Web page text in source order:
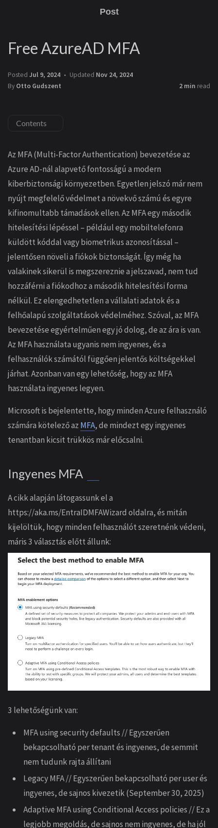
Post
Free AzureAD MFA
Posted Jul 9, 2024 Updated Nov 24, 2024
By Otto Gudszent 2 min read
Contents
Az MFA (Multi-Factor Authentication) bevezetése az
Azure AD-nál alapvető fontosságú a modern
kiberbiztonsági környezetben. Egyetlen jelszó már nem
nyújt megfelelő védelmet a növekvő számú és egyre
kifinomultabb támadások ellen. Az MFA egy második
hitelesítési lépéssel – például egy mobiltelefonra
küldött kóddal vagy biometrikus azonosítással –
jelentősen növeli a fiókok biztonságát. Így még ha
valakinek sikerül is megszereznie a jelszavad, nem tud
hozzáférni a fiókodhoz a második hitelesítési forma
nélkül. Ez elengedhetetlen a vállalati adatok és a
felhőalapú szolgáltatások védelméhez. Szóval, az MFA
bevezetése egyértelműen egy jó dolog, de az ára is van.
Az MFA használata ugyanis nem ingyenes, és a
felhasználók számától függően jelentős költségekkel
járhat. Azonban van egy lehetőség, hogy az MFA
használata ingyenes legyen.
Microsoft is bejelentette, hogy minden Azure felhasználó
számára kötelező az MFA, de mindezt egy ingyenes
tenantban kicsit trükkös már előcsalni.
Ingyenes MFA
A cikk alapján látogassunk el a
https://aka.ms/EntraIDMFAWizard oldalra, és mitán
kijelöltük, hogy minden felhasználót szeretnénk védeni,
máris 3 választás előtt állunk:
3 lehetőségünk van:
MFA using security defaults // Egyszerűen
bekapcsolható per tenant és ingyenes, de semmit
nem tudunk rajta állítani
Legacy MFA // Egyszerűen bekapcsolható per user és
ingyenes, de sajnos kivezetik (September 30, 2025)
Adaptive MFA using Conditional Access policies // Ez a
legjobb megoldás, de sajnos nem ingyenes, de ha jól